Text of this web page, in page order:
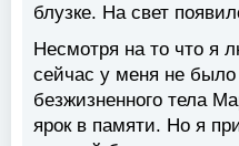
блузке. На свет
Несмотря на то что я
сейчас у меня не было
безжизненного тела
ярок в памяти. Но я